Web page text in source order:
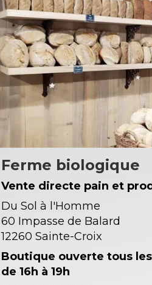
Ferme biologique
Vente directe pain et
Du Sol à l'Homme
60 Impasse de Balard
12260 Sainte-Croix
Boutique ouverte tous
de 16h à 19h